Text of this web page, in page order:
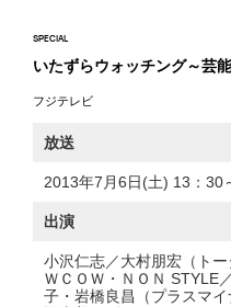
SPECIAL
いたずらウォッチング～芸
フジテレビ
放送
2013年7月6日(土) 13：30
出演
小沢仁志／大村朋宏（ト
ＷＣＯＷ・ＮＯＮ STYLE
子・岩橋良昌（プラスマ